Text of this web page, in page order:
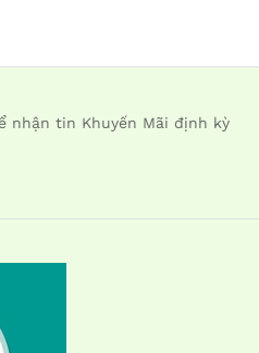
nhận tin Khuyến Mãi định kỳ